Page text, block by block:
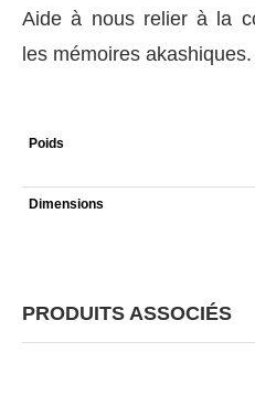
Aide à nous relier à la
les mémoires akashiques.
Poids
Dimensions
PRODUITS ASSOCIÉS